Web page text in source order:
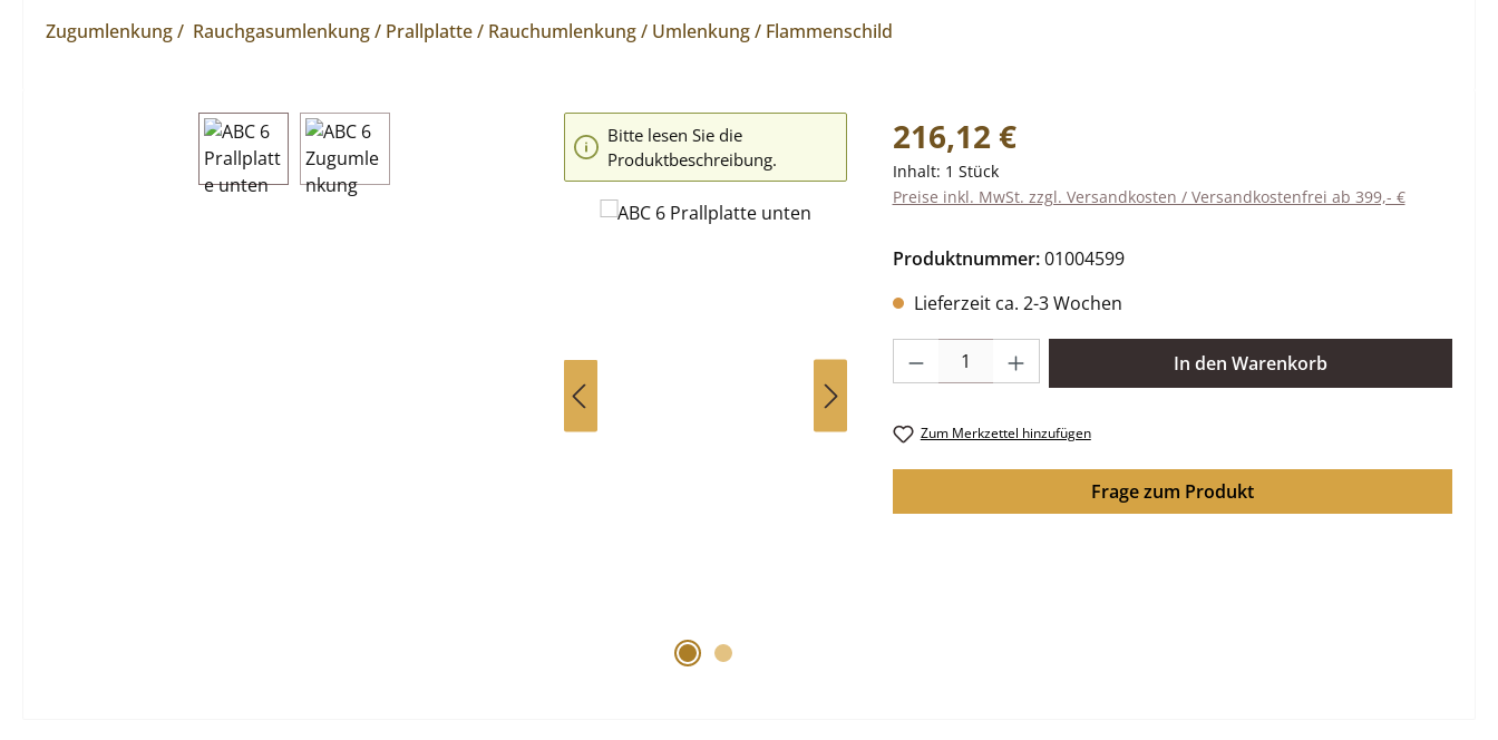
Zugumlenkung / Rauchgasumlenkung / Prallplatte / Rauchumlenkung / Umlenkung / Flammenschild
Bildergalerie überspringen
Bitte lesen Sie die
Produktbeschreibung.
Regulärer Preis:
216,12 €
Inhalt: 1 Stück
Preise inkl. MwSt. zzgl. Versandkosten / Versandkostenfrei ab 399,- €
Produktnummer:01004599
Lieferzeit ca. 2-3 Wochen
Produkt Anzahl: Gib den gewünschten Wert ein oder benutze die
In den Warenkorb
Zum Merkzettel hinzufügen
Frage zum Produkt